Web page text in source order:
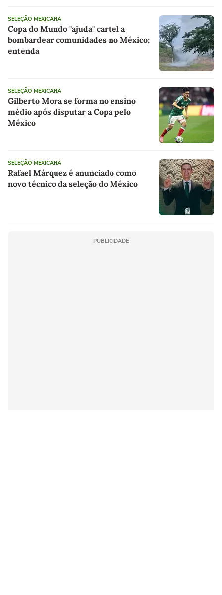
SELEÇÃO MEXICANA
Copa do Mundo "ajuda" cartel a
bombardear comunidades no México;
entenda
SELEÇÃO MEXICANA
Gilberto Mora se forma no ensino
médio após disputar a Copa pelo
México
SELEÇÃO MEXICANA
Rafael Márquez é anunciado como
novo técnico da seleção do México
PUBLICIDADE